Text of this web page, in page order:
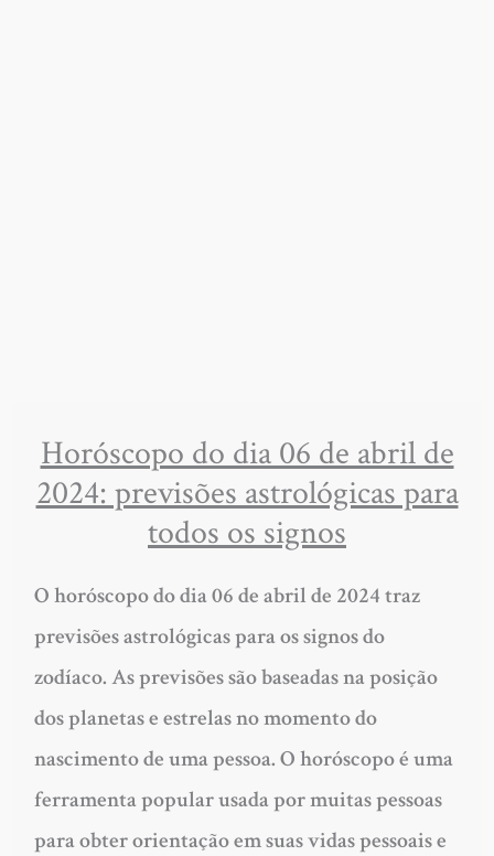
Horóscopo do dia 06 de abril de
2024: previsões astrológicas para
todos os signos
O horóscopo do dia 06 de abril de 2024 traz
previsões astrológicas para os signos do
zodíaco. As previsões são baseadas na posição
dos planetas e estrelas no momento do
nascimento de uma pessoa. O horóscopo é uma
ferramenta popular usada por muitas pessoas
para obter orientação em suas vidas pessoais e